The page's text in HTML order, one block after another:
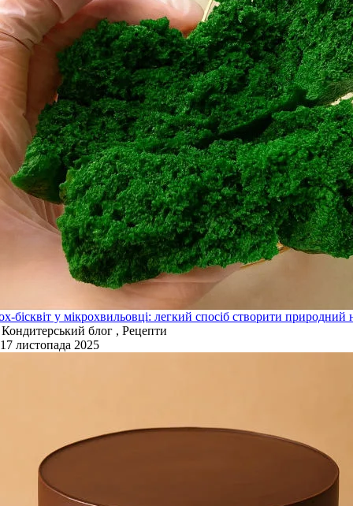
бісквіт у мікрохвильовці: легкий спосіб створити природний
блог , Рецепти
листопада 2025